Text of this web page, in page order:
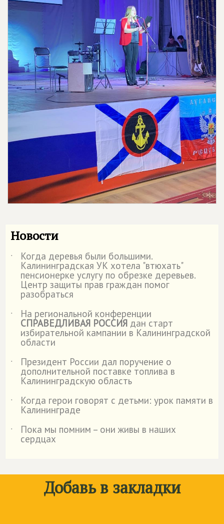
Новости
˙ Когда деревья были большими.
Калининградская УК хотела "втюхать"
пенсионерке услугу по обрезке деревьев.
Центр защиты прав граждан помог
разобраться
˙
На региональной конференции
СПРАВЕДЛИВАЯ РОССИЯ дан старт
избирательной кампании в Калининградской
области
˙
Президент России дал поручение о
дополнительной поставке топлива в
Калининградскую область
˙
Когда герои говорят с детьми: урок памяти в
Калининграде
˙
Пока мы помним – они живы в наших
сердцах
Добавь в закладки